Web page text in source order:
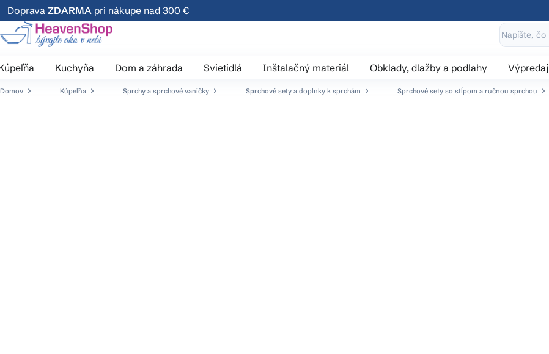
Prejsť
na
obsah
Doprava ZDARMA pri nákupe nad 300 €
Kuchyňa Dom a záhrada Svietidlá Inštalačný materiál Obklady, dlažby a podlahy Výpredaj
Domov Kúpeľňa Sprchy a sprchové vaničky Sprchové sety a doplnky k sprchám Sprchové sety so stĺpom a ručnou sprchou